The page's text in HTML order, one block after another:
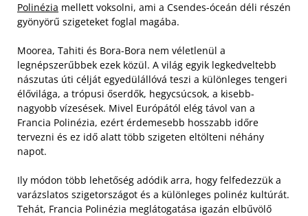
Polinézia mellett voksolni, ami a Csendes-óceán déli részén
gyönyörű szigeteket foglal magába.
Moorea, Tahiti és Bora-Bora nem véletlenül a
legnépszerűbbek ezek közül. A világ egyik legkedveltebb
nászutas úti célját egyedülállóvá teszi a különleges tengeri
élővilága, a trópusi őserdők, hegycsúcsok, a kisebb-
nagyobb vízesések. Mivel Európától elég távol van a
Francia Polinézia, ezért érdemesebb hosszabb időre
tervezni és ez idő alatt több szigeten eltölteni néhány
napot.
Ily módon több lehetőség adódik arra, hogy felfedezzük a
varázslatos szigetországot és a különleges polinéz kultúrát.
Tehát, Francia Polinézia meglátogatása igazán elbűvölő